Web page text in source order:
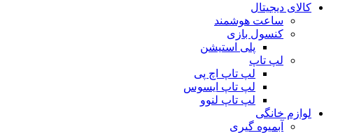
کالای دیجیتال
ساعت هوشمند
کنسول بازی
پلی استیشن
لپ تاپ
لپ تاپ اچ پی
لپ تاپ ایسوس
لپ تاپ لنوو
لوازم خانگی
آبمیوه گیری